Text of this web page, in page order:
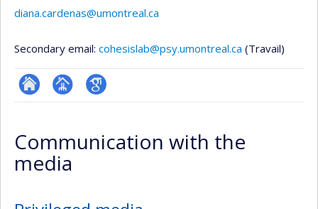
diana.cardenas@umontreal.ca
Secondary email: cohesislab@psy.umontreal.ca (Travail)
ResearchGate
Page
(faculté,département,école)
Google
Communication with the
media